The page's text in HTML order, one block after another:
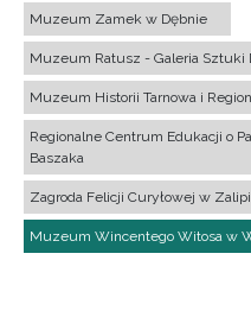
Muzeum Zamek w Dębnie
Muzeum Ratusz - Galeria Sztuki
Muzeum Historii Tarnowa i
Regionalne Centrum Edukacji o
Baszaka
Zagroda Felicji Curyłowej w
Muzeum Wincentego Witosa w